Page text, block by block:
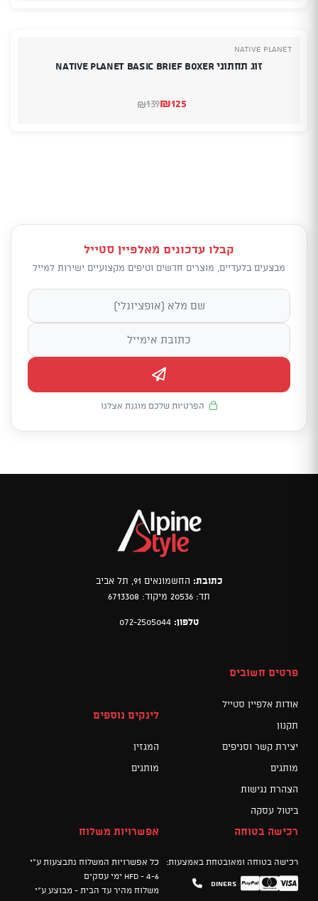
NATIVE PLANET
זוג תחתוני NATIVE PLANET BASIC BRIEF BOXER
₪139
המחיר₪125
המחיר
קבלו עדכונים מאלפיין סטייל
מבצעים בלעדיים, מוצרים חדשים וטיפים מקצועיים ישירות למייל
הפרטיות שלכם מוגנת אצלנו
כתובת: החשמונאים 91, תל אביב
תד: 20536 מיקוד: 6713308
טלפון: 072-2505044
פרטים חשובים
אודות אלפיין סטייל
תקנון
יצירת קשר וסניפים
מותגים
הצהרת נגישות
ביטול עסקה
לינקים נוספים
המגזין
מותגים
רכישה בטוחה
רכישה בטוחה ומאובטחת באמצעות:
Visa
Mastercard
PayPal
Diners
אפשרויות משלוח
כל אפשרויות המשלוח נתבצעות ע"י
HFD - 4-6 ימי עסקים
משלוח מהיר עד הבית - מבוצע ע"י